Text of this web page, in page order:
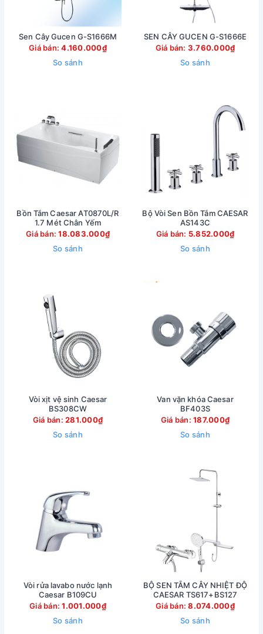
Sen Cây Gucen G-S1666M
Giá bán:4.160.000₫
So sánh
SEN CÂY GUCEN G-S1666E
Giá bán: 3.760.000₫
So sánh
Bồn Tắm Caesar AT0870L/R
1.7 Mét Chân Yếm
Giá bán:18.083.000₫
So sánh
Bộ Vòi Sen Bồn Tắm CAESAR
AS143C
Giá bán: 5.852.000₫
So sánh
Vòi xịt vệ sinh Caesar
BS308CW
Giá bán:281.000₫
So sánh
Van vặn khóa Caesar
BF403S
Giá bán:187.000₫
So sánh
Vòi rửa lavabo nước lạnh
Caesar B109CU
Giá bán:1.001.000₫
So sánh
BỘ SEN TẮM CÂY NHIỆT ĐỘ
CAESAR TS617+BS127
Giá bán:8.074.000₫
So sánh